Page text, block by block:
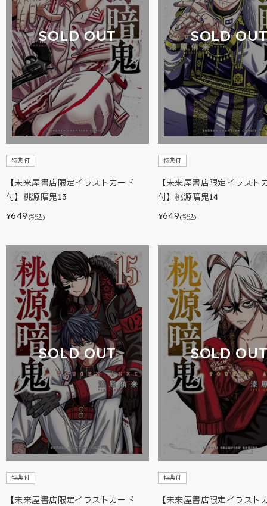
SOLD OUT
特典付
【未来屋書店限定イラストカード
付】桃源暗鬼13
¥649 (税込)
SOLD
特典付
【未来屋書店限定イラスト
付】桃源暗鬼14
¥649(税込)
SOLD OUT
特典付
【未来屋書店限定イラストカード
SOLD
特典付
【未来屋書店限定イラスト